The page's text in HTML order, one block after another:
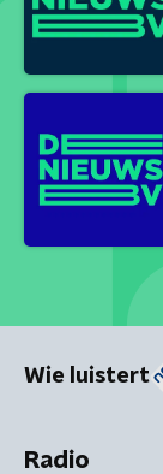
Wie luistert
Radio